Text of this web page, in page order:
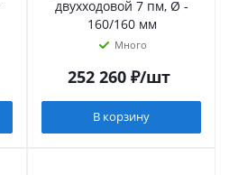
двухходовой 7 пм, Ø -
160/160 мм
Много
252 260₽/шт
В корзину